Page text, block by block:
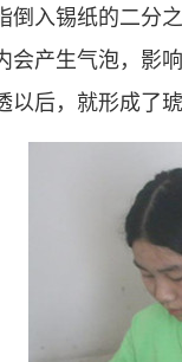
倒入锡纸的二分
会产生气泡，影
后，就形成了琥